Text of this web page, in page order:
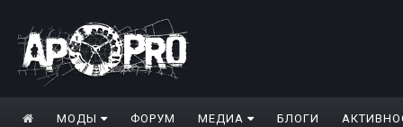
МОДЫ ФОРУМ МЕДИА БЛОГИ